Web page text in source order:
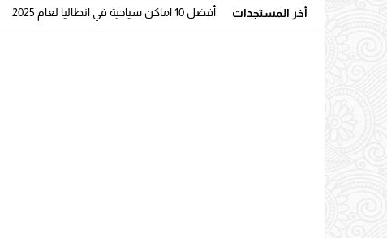
أخر المستجدات أفضل 10 اماكن سياحية في انطاليا لعام 2025